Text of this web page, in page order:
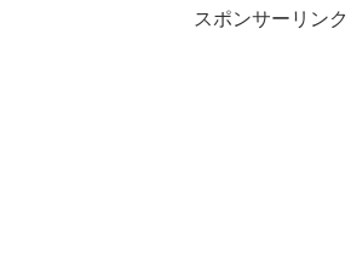
スポンサーリンク